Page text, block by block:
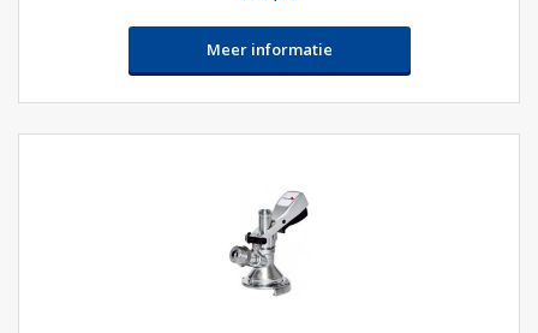
Meer informatie